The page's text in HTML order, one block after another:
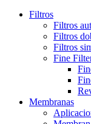
Filtros
Filtros
Filtros
Filtros
Fine
Membranas